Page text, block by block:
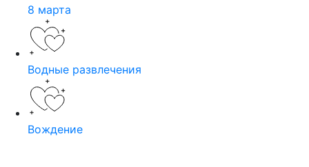
8 марта
Водные развлечения
Вождение